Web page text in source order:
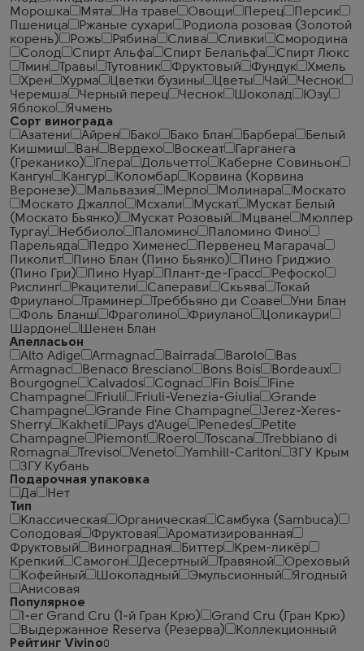
Морошка
Мята На траве Овощи Перец
Персик
Пшеница
Ржаные сухари
Родиола розовая (Золотой
корень)
Рожь Рябина Слива Сливки
Смородина
Солод
Спирт Альфа Спирт Белальфа
Спирт Люкс
Тмин
Травы Тутовник Фруктовый Фундук
Хмель
Хрен
Хурма Цветки бузины Цветы Чай
Чеcнок
Черемша
Черный перец Чеснок Шоколад
Юзу
Яблоко
Ячмень
Сорт винограда
Азатени
Айрен Бако Бако Блан Барбера
Белый
Кишмиш
Ван Вердехо Воскеат
Гарганега
(Греканико)
Глера Дольчетто
Каберне Совиньон
Кангун
Кангур Коломбар
Корвина (Корвина
Веронезе)
Мальвазия Мерло Молинара
Москато
Москато Джалло
Мсхали Мускат
Мускат Белый
(Москато Бьянко)
Мускат Розовый Мцване
Мюллер
Тургау
Неббиоло Паломино
Паломино Фино
Парельяда
Педро Хименес
Первенец Магарача
Пиколит
Пино Блан (Пино Бьянко)
Пино Гриджио
(Пино Гри)
Пино Нуар Плант-де-Грасс
Рефоско
Рислинг
Ркацители Саперави Скьява
Токай
Фриулано
Траминер Треббьяно ди Соаве
Уни Блан
Фоль Бланш
Фраголино Фриулано
Цоликаури
Шардоне
Шенен Блан
Апелласьон
Alto Adige
Armagnac Bairrada Barolo
Bas
Armagnac
Benaco Bresciano Bons Bois
Bordeaux
Bourgogne
Calvados Cognac Fin Bois
Fine
Champagne
Friuli Friuli-Venezia-Giulia
Grande
Champagne
Grande Fine Champagne
Jerez-Xeres-
Sherry
Kakheti Pays d'Auge Penedes
Petite
Champagne
Piemont Roero Toscana
Trebbiano di
Romagna
Treviso Veneto Yamhill-Carlton
ЗГУ Крым
ЗГУ Кубань
Подарочная упаковка
Да
Нет
Тип
Классическая
Органическая
Самбука (Sambuca)
Солодовая
Фруктовая
Ароматизированная
Фруктовый
Виноградная Биттер
Крем-ликёр
Крепкий
Самогон Десертный Травяной
Ореховый
Кофейный
Шоколадный Эмульсионный
Ягодный
Анисовая
Популярное
1-er Grand Cru (1-й Гран Крю)
Grand Cru (Гран Крю)
Выдержанное Reserva (Резерва)
Коллекционный
Рейтинг Vivino